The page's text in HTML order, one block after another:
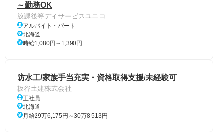
～勤務OK
放課後等デイサービスユニコ
アルバイト・パート
北海道
時給1,080円～1,390円
防水工/家族手当充実・資格取得支援/未経験可
板谷土建株式会社
正社員
北海道
月給29万6,175円～30万8,513円